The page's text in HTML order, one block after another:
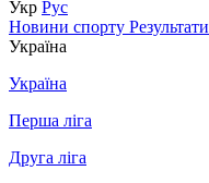
Укр Рус
Новини спорту Результати
Україна
Україна
Перша ліга
Друга ліга